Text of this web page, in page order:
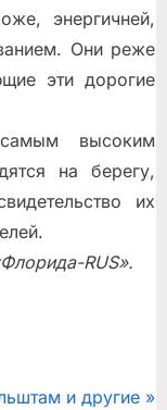
энергичней,
Они реже
эти дорогие
высоким
на берегу,
их
RUS».
и другие